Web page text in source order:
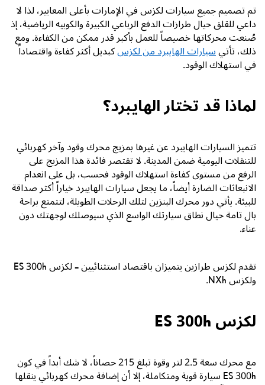
تم تصميم جميع سيارات لكزس في الإمارات بأعلى المعايير، لذا لا
داعي للقلق حيال طرازات الدفع الرباعي الكبيرة والكوبيه الرياضية، إذ
صُنعت محركاتها خصيصاً للعمل بأكبر قدر ممكن من الكفاءة. ومع
ذلك، تأتيسيارات الهايبرد من لكزسكبديل أكثر كفاءة واقتصاداً
في استهلاك الوقود.
لماذا قد تختار الهايبرد؟
تتميز السيارات الهايبرد عن غيرهابمزيجمحرك وقود وآخر كهربائي
للتنقلات اليومية ضمن المدينة. لا تقتصر فائدة هذا المزيج على
الرفع من مستوى كفاءة استهلاك الوقود فحسب، بل على انعدام
الانبعاثات الضارة أيضاً، ما يجعل سيارات الهايبرد خياراً أكثر صداقة
للبيئة. يأتي دور محرك البنزين لتلك الرحلات الطويلة، لتتمتع براحة
بال تامة حيال نطاق سيارتك الواسع الذي سيوصلك لوجهتك دون
عناء.
تقدم لكزس طرازين يتميزان باقتصاد استثنائيين – لكزسES 300h
ولكزسNXh
.
لكزس ES 300h
مع محرك سعة2.5لتر وقوة تبلغ215حصاناً، لا شك أبداً في كون
ES 300hسيارة قوية ومتكاملة، إلا أن إضافة محرك كهربائي ينقلها